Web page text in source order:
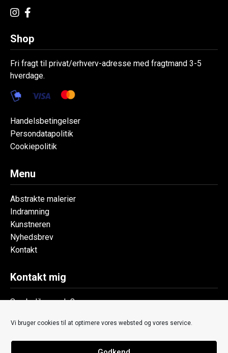
Vi bruger cookies til at optimere vores websted og vores service.
Shop
Fri fragt til privat/erhverv-adresse med fragtmand 3-5
hverdage.
Handelsbetingelser
Persondatapolitik
Cookiepolitik
Menu
Abstrakte malerier
Indramning
Kunstneren
Nyhedsbrev
Kontakt
Kontakt mig
Symbolik v. code8
thomas@symbolik.dk
Ny Gothersgade 9